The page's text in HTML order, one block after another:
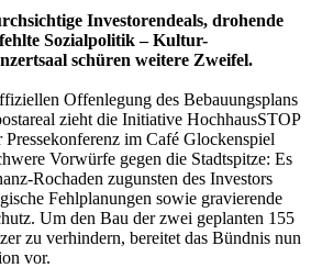
Investorendeals, drohende
Sozialpolitik – Kultur-
schüren weitere Zweifel.
Offenlegung des Bebauungsplans
zieht die Initiative HochhausSTOP
im Café Glockenspiel
Vorwürfe gegen die Stadtspitze: Es
Rochaden zugunsten des Investors
Fehlplanungen sowie gravierende
Um den Bau der zwei geplanten 155
zu verhindern, bereitet das Bündnis nun
vor.